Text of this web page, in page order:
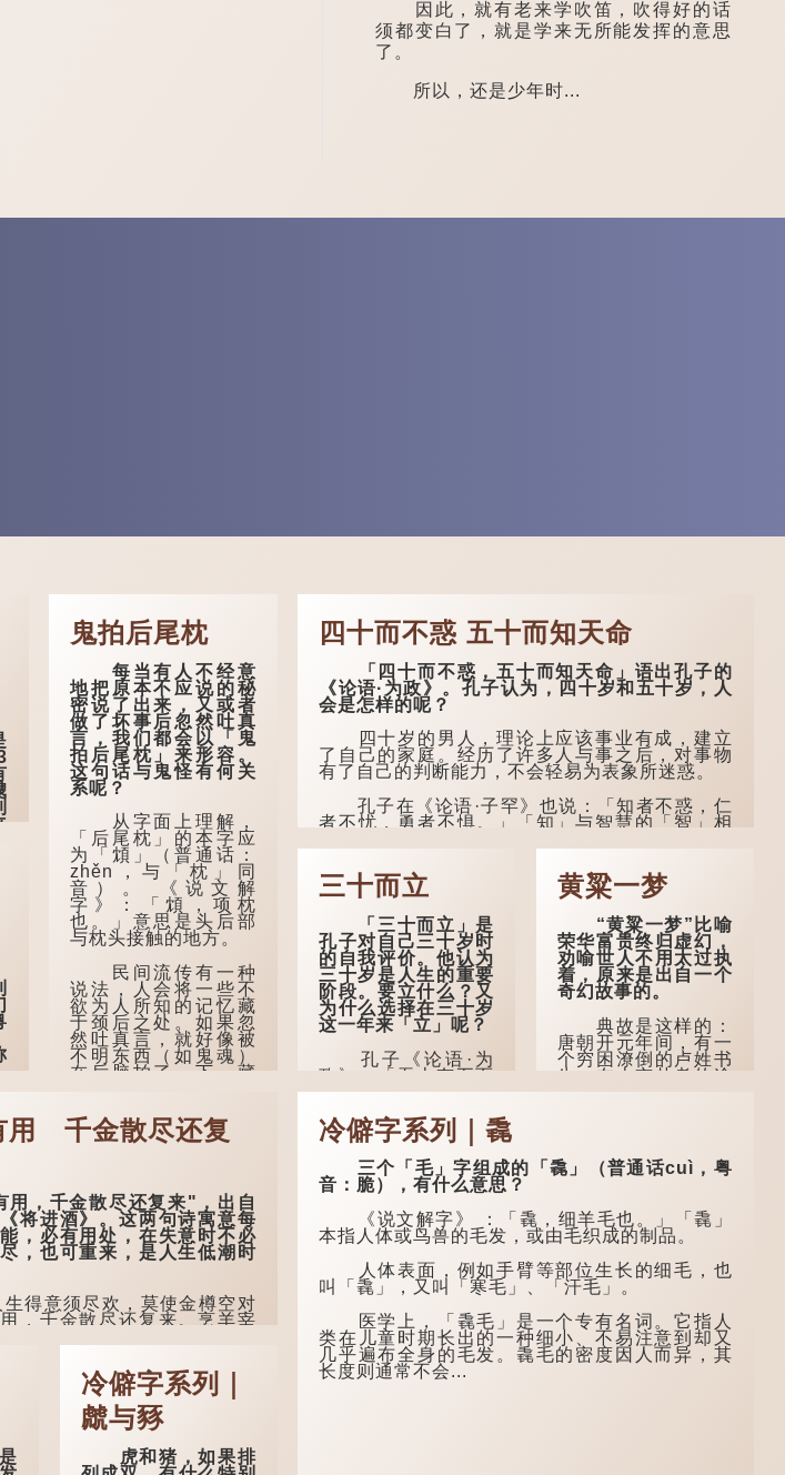
因此，就有老来学吹笛，吹得好的话
须都变白了，就是学来无所能发挥的意思
了。
所以，还是少年时...
鬼拍后尾枕
每当有人不经意
地把原本不应说的秘
密说了出来，又或者
做了坏事后忽然吐真
言，我们都会以「鬼
拍后尾枕」来形容。
这句话与鬼怪有何关
系呢？
从字面上理解，
「后尾枕」的本字应
为「䪴」（普通话：
zhěn，与「枕」同
音）。 《说文解
字》：「䪴，项枕
也。」意思是头后部
与枕头接触的地方。
民间流传有一种
说法，人会将一些不
欲为人所知的记忆藏
于颈后之处。如果忽
然吐真言，就好像被
不明东西（如鬼魂）
在后脑拍了一下，藏
因此...
四十而不惑 五十而知天命
「四十而不惑，五十而知天命」语出孔子的
《论语·为政》。孔子认为，四十岁和五十岁，人
会是怎样的呢？
四十岁的男人，理论上应该事业有成，建立
了自己的家庭。经历了许多人与事之后，对事物
有了自己的判断能力，不会轻易为表象所迷惑。
孔子在《论语·子罕》也说：「知者不惑，仁
者不忧，勇者不惧。」「知」与智慧的「智」相
到了五十岁，...
三十而立
「三十而立」是
孔子对自己三十岁时
的自我评价。他认为
三十岁是人生的重要
阶段。要立什么？又
为什么选择在三十岁
这一年来「立」呢？
孔子《论语·为
政》：「吾十有五而
志于学，三十而立，
知天命，六十而耳
顺，七十而从心所
欲，不逾矩。」
在古代，男子一
般于二十岁进行冠
礼，冠礼完成后便是
成人，但由于未达壮
年，所以又称「弱
冠」。 《礼记·曲
礼》明确记载：「人
生十年曰幼，学；二
十曰弱，冠；三十曰
壮，有室。」这说明
三十岁...
黄粱一梦
“黄粱一梦”比喻
荣华富贵终归虚幻，
劝喻世人不用太过执
着，原来是出自一个
奇幻故事的。
典故是这样的：
唐朝开元年间，有一
个穷困潦倒的卢姓书
生，在上京赴考的途
言谈间，卢姓书
生感慨自己虽贵为读
取功名，仍然贫困，
感到十分落泊。于
是，道士拿出一个青
瓷枕头，让卢姓书生
睡一睡，便能满足他
希望得到荣华富贵的
愿望。
这时，...
用 千金散尽还复
，千金散尽还复来"，出自
将进酒》。这两句诗寓意每
，必有用处，在失意时不必
，也可重来，是人生低潮时
意须尽欢，莫使金樽空对
，千金散尽还复来。烹羊宰
约是天宝十一年。当时他
约八年，这期间经常与朋友
显露出怀...
冷僻字系列｜
虤与豩
虎和猪，如果排
冷僻字系列｜毳
三个「毛」字组成的「毳」（普通话cuì，粤
音：脆），有什么意思？
《说文解字》 ：「毳，细羊毛也。」「毳」
本指人体或鸟兽的毛发，或由毛织成的制品。
人体表面，例如手臂等部位生长的细毛，也
叫「毳」，又叫「寒毛」、「汗毛」。
医学上，「毳毛」是一个专有名词。它指人
类在儿童时期长出的一种细小、不易注意到却又
几乎遍布全身的毛发。毳毛的密度因人而异，其
长度则通常不会...